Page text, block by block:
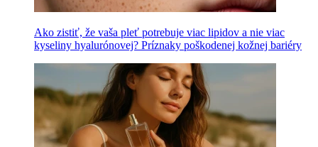
Ako zistiť, že vaša pleť potrebuje viac lipidov a nie viac
kyseliny hyalurónovej? Príznaky poškodenej kožnej bariéry